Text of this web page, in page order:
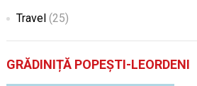
Travel (25)
GRĂDINIȚĂ POPEȘTI-LEORDENI